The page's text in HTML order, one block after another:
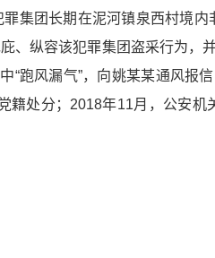
集团长期在泥河镇泉西村境
、纵容该犯罪集团盗采行为，
跑风漏气”，向姚某某通风报
籍处分；2018年11月，公安